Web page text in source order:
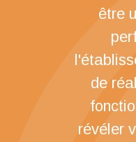
être
de
révéler